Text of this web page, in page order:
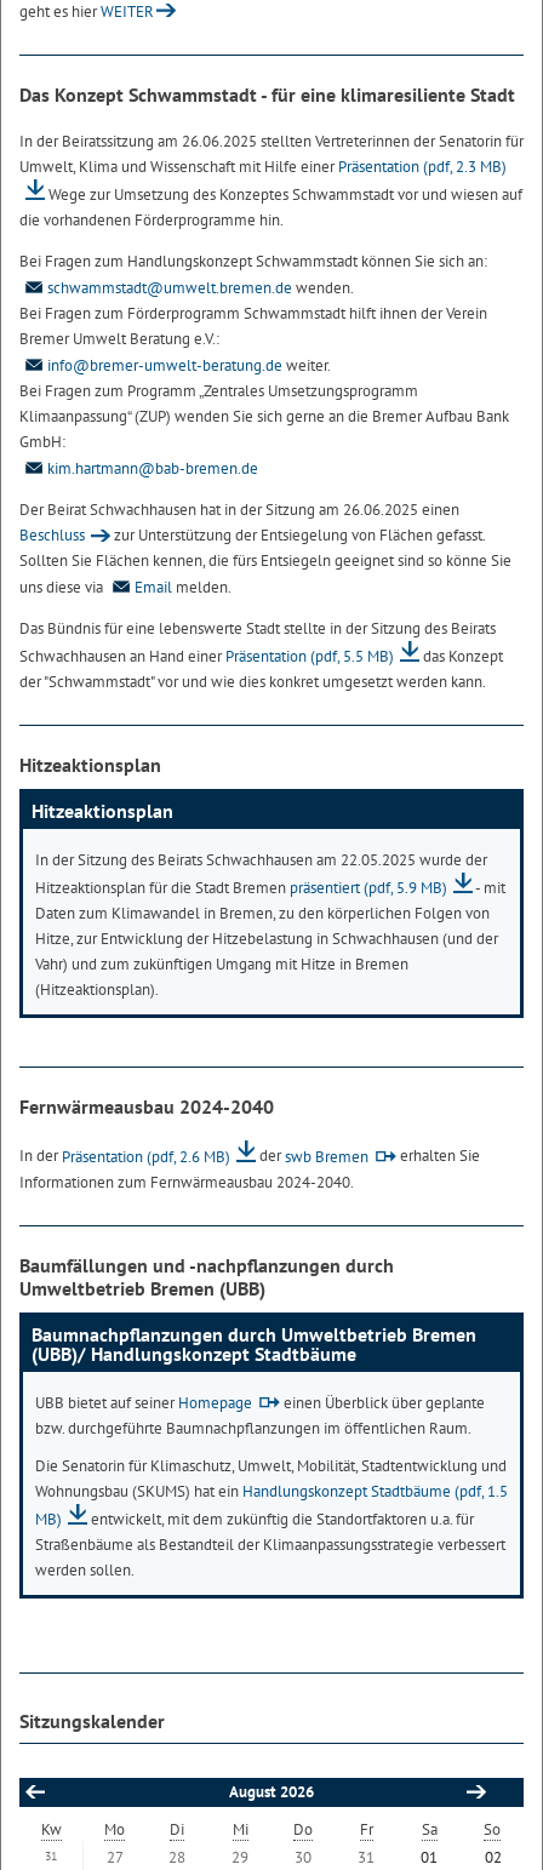
geht es hierWEITER
Das Konzept Schwammstadt - für eine klimaresiliente Stadt
In der Beiratssitzung am 26.06.2025 stellten Vertreterinnen der Senatorin für
Umwelt, Klima und Wissenschaft mit Hilfe einerPräsentation(pdf, 2.3 MB)
Wege zur Umsetzung des Konzeptes Schwammstadt vor und wiesen auf
die vorhandenen Förderprogramme hin.
Bei Fragen zum Handlungskonzept Schwammstadt können Sie sich an:
schwammstadt@umwelt.bremen.de wenden.
Bei Fragen zum Förderprogramm Schwammstadt hilft ihnen der Verein
Bremer Umwelt Beratung e.V.:
info@bremer-umwelt-beratung.de weiter.
Bei Fragen zum Programm „Zentrales Umsetzungsprogramm
Klimaanpassung“ (ZUP) wenden Sie sich gerne an die Bremer Aufbau Bank
GmbH:
kim.hartmann@bab-bremen.de
Der Beirat Schwachhausen hat in der Sitzung am 26.06.2025 einen
Beschluss
zur Unterstützung der Entsiegelung von Flächen gefasst.
Sollten Sie Flächen kennen, die fürs Entsiegeln geeignet sind so könne Sie
uns diese via
Email melden.
Das Bündnis für eine lebenswerte Stadt stellte in der Sitzung des Beirats
Schwachhausen an Hand einerPräsentation(pdf, 5.5 MB)
das Konzept
der "Schwammstadt" vor und wie dies konkret umgesetzt werden kann.
Hitzeaktionsplan
Hitzeaktionsplan
In der Sitzung des Beirats Schwachhausen am 22.05.2025 wurde der
Hitzeaktionsplan für die Stadt Bremen präsentiert(pdf, 5.9 MB)
- mit
Daten zum Klimawandel in Bremen, zu den körperlichen Folgen von
Hitze, zur Entwicklung der Hitzebelastung in Schwachhausen (und der
Vahr) und zum zukünftigen Umgang mit Hitze in Bremen
(Hitzeaktionsplan).
Fernwärmeausbau 2024-2040
In derPräsentation(pdf, 2.6 MB) derswb Bremen
erhalten Sie
Informationen zum Fernwärmeausbau 2024-2040.
Baumfällungen und -nachpflanzungen durch
Umweltbetrieb Bremen (UBB)
Baumnachpflanzungen durch Umweltbetrieb Bremen
(UBB)/ Handlungskonzept Stadtbäume
UBB bietet auf seinerHomepage
einen Überblick über geplante
bzw. durchgeführte Baumnachpflanzungen im öffentlichen Raum.
Die Senatorin für Klimaschutz, Umwelt, Mobilität, Stadtentwicklung und
Wohnungsbau (SKUMS) hat ein Handlungskonzept Stadtbäume (pdf, 1.5
MB)
entwickelt, mit dem zukünftig die Standortfaktoren u.a. für
Straßenbäume als Bestandteil der Klimaanpassungsstrategie verbessert
werden sollen.
Sitzungskalender
August 2026
Kw
Mo Di Mi Do Fr Sa So
31 27 28 29 30 31 01 02